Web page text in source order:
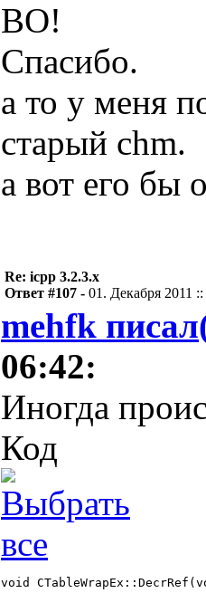
ВО!
Спасибо.
а то у меня
старый chm.
а вот его бы
Re: icpp 3.2.3.x
Ответ #107 - 01. Декабря 2011
mehfk
06:42:
Иногда
Код
void